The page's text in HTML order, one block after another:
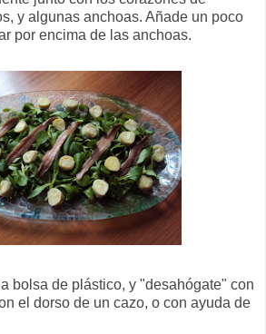
y algunas anchoas. Añade un poco
por encima de las anchoas.
bolsa de plástico, y "desahógate" con
el dorso de un cazo, o con ayuda de